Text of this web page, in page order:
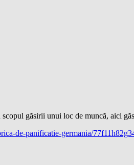
găsirii unui loc de muncă, aici
de-panificatie-germania/